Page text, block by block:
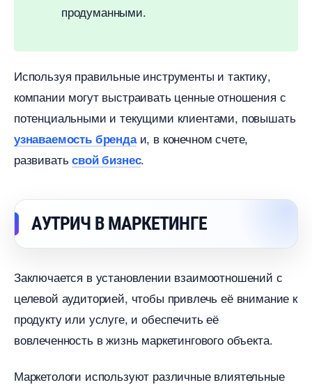
продуманными.
Используя правильные инструменты и тактику,
компании могут выстраивать ценные отношения с
потенциальными и текущими клиентами, повышать
узнаваемость брендаи, в конечном счете,
развиватьсвой бизнес.
АУТРИЧ В МАРКЕТИНГЕ
Заключается в установлении взаимоотношений с
целевой аудиторией, чтобы привлечь её внимание к
продукту или услуге, и обеспечить её
овлеченность в жизнь маркетингового объекта.
Маркетологи используют различные влиятельные